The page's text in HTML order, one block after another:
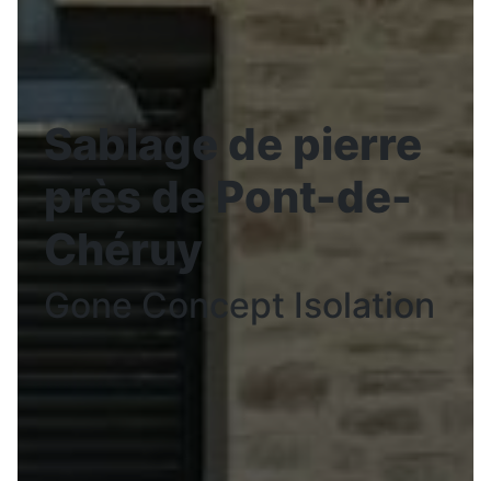
Sablage de pierre
près de Pont-de-
Chéruy
Gone Concept Isolation